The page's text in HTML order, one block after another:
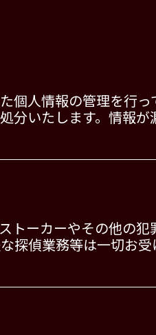
個人情報の管理を行っ
分いたします。情報が
トーカーやその他の犯
探偵業務等は一切お受